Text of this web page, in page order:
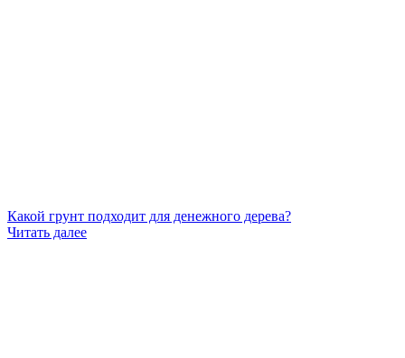
Какой грунт подходит для денежного дерева?
Читать далее